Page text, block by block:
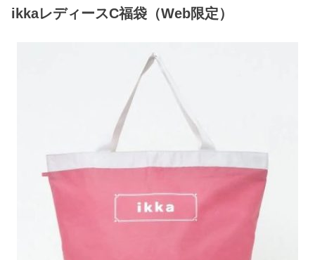
ikkaレディースC福袋（Web限定）